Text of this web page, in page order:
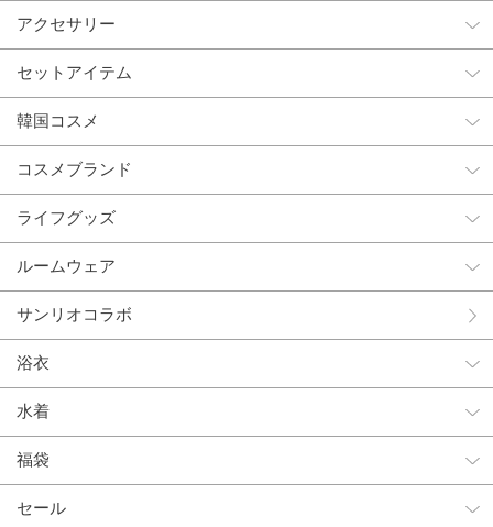
アクセサリー
セットアイテム
韓国コスメ
コスメブランド
ライフグッズ
ルームウェア
サンリオコラボ
浴衣
水着
福袋
セール